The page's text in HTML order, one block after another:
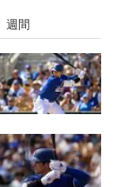
週間